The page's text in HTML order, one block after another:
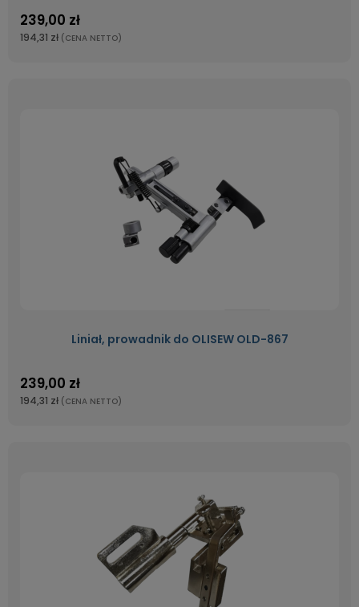
239,00 zł
194,31 zł (CENA NETTO)
Liniał, prowadnik do OLISEW OLD-867
239,00 zł
194,31 zł (CENA NETTO)